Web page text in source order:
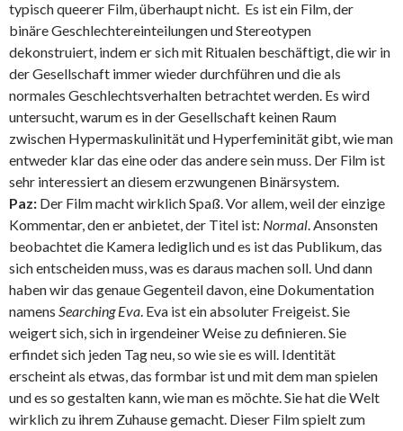
typisch queerer Film, überhaupt nicht. Es ist ein Film, der
binäre Geschlechtereinteilungen und Stereotypen
dekonstruiert, indem er sich mit Ritualen beschäftigt, die wir in
der Gesellschaft immer wieder durchführen und die als
normales Geschlechtsverhalten betrachtet werden. Es wird
untersucht, warum es in der Gesellschaft keinen Raum
zwischen Hypermaskulinität und Hyperfeminität gibt, wie man
entweder klar das eine oder das andere sein muss. Der Film ist
sehr interessiert an diesem erzwungenen Binärsystem.
Paz: Der Film macht wirklich Spaß. Vor allem, weil der einzige
Kommentar, den er anbietet, der Titel ist: Normal. Ansonsten
beobachtet die Kamera lediglich und es ist das Publikum, das
sich entscheiden muss, was es daraus machen soll. Und dann
haben wir das genaue Gegenteil davon, eine Dokumentation
namens Searching Eva. Eva ist ein absoluter Freigeist. Sie
weigert sich, sich in irgendeiner Weise zu definieren. Sie
erfindet sich jeden Tag neu, so wie sie es will. Identität
erscheint als etwas, das formbar ist und mit dem man spielen
und es so gestalten kann, wie man es möchte. Sie hat die Welt
wirklich zu ihrem Zuhause gemacht. Dieser Film spielt zum